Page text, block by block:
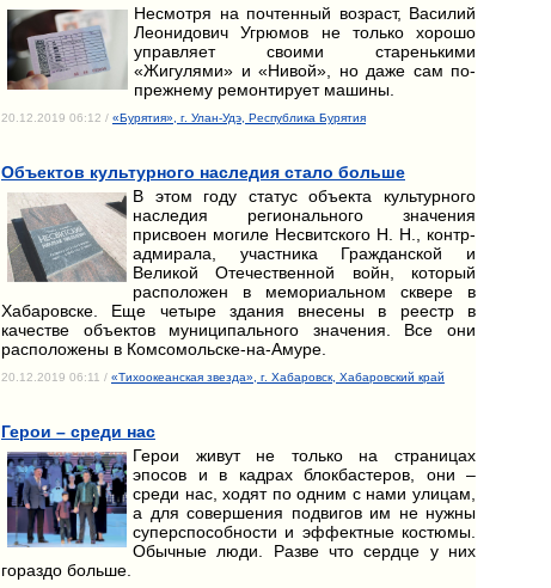
Несмотря на почтенный возраст, Василий
Леонидович Угрюмов не только хорошо
управляет своими старенькими
«Жигулями» и «Нивой», но даже сам по-
прежнему ремонтирует машины.
20.12.2019 06:12 / «Бурятия», г. Улан-Удэ, Республика Бурятия
Объектов культурного наследия стало больше
В этом году статус объекта культурного
наследия регионального значения
присвоен могиле Несвитского Н. Н., контр-
адмирала, участника Гражданской и
Великой Отечественной войн, который
расположен в мемориальном сквере в
Хабаровске. Еще четыре здания внесены в реестр в
качестве объектов муниципального значения. Все они
расположены в Комсомольске-на-Амуре.
20.12.2019 06:11 / «Тихоокеанская звезда», г. Хабаровск, Хабаровский край
Герои – среди нас
Герои живут не только на страницах
эпосов и в кадрах блокбастеров, они –
среди нас, ходят по одним с нами улицам,
а для совершения подвигов им не нужны
суперспособности и эффектные костюмы.
Обычные люди. Разве что сердце у них
гораздо больше.